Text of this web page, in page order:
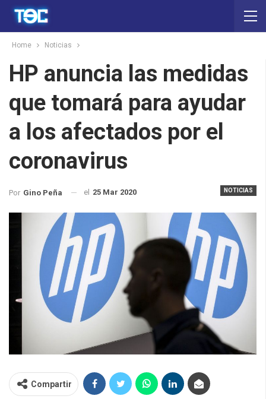
Home Noticias
HP anuncia las medidas
que tomará para ayudar
a los afectados por el
coronavirus
NOTICIAS
Por Gino Peña el 25 Mar 2020
Compartir